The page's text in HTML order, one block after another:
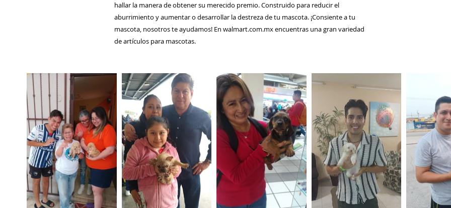
hallar la manera de obtener su merecido premio. Construido para reducir el
aburrimiento y aumentar o desarrollar la destreza de tu mascota. ¡Consiente a tu
mascota, nosotros te ayudamos! En walmart.com.mx encuentras una gran variedad
de artículos para mascotas.